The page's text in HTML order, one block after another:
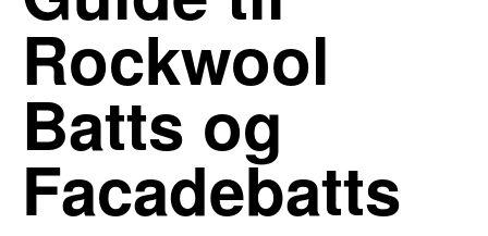
Rockwool
Batts og
Facadebatts